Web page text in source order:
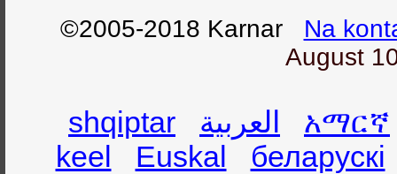
©2005-2018 Karnar Na
August
shqiptar العربية
አማርኛ
keel
Euskal
беларускі